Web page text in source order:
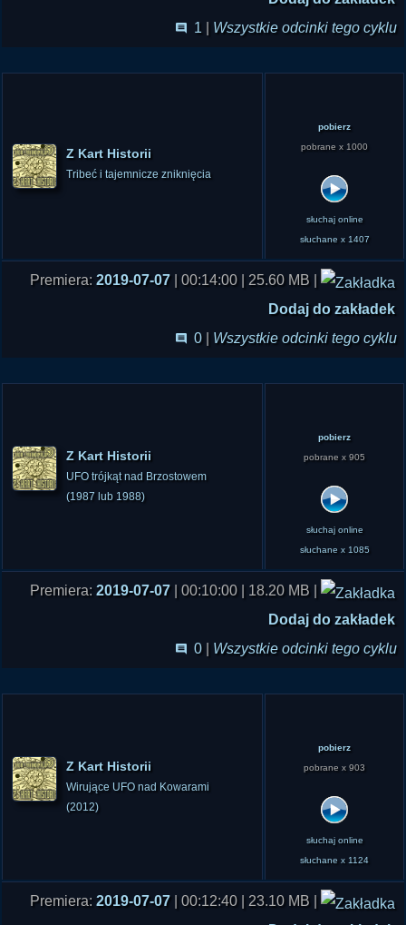
1
Wszystkie odcinki tego cyklu
Z Kart Historii
Tribeć i tajemnicze zniknięcia
pobierz
pobrane x 1000
słuchaj online
słuchane x 1407
Premiera: 2019-07-07 | 00:14:00 | 25.60 MB |
Dodaj do zakładek
0
Wszystkie odcinki tego cyklu
Z Kart Historii
UFO trójkąt nad Brzostowem
(1987 lub 1988)
pobierz
pobrane x 905
słuchaj online
słuchane x 1085
Premiera: 2019-07-07 | 00:10:00 | 18.20 MB |
Dodaj do zakładek
0
Wszystkie odcinki tego cyklu
Z Kart Historii
Wirujące UFO nad Kowarami
(2012)
pobierz
pobrane x 903
słuchaj online
słuchane x 1124
Premiera: 2019-07-07 | 00:12:40 | 23.10 MB |